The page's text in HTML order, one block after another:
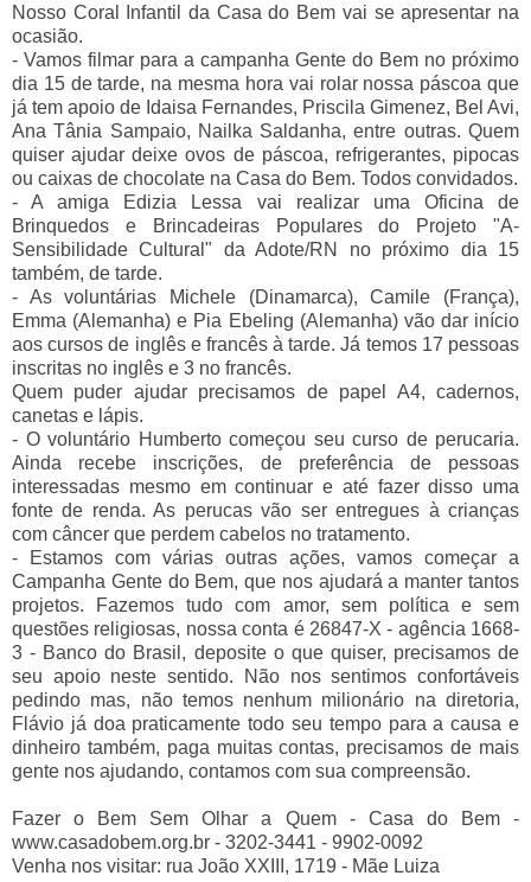
Nosso Coral Infantil da Casa do Bem vai se apresentar na
ocasião.
- Vamos filmar para a campanha Gente do Bem no próximo
dia 15 de tarde, na mesma hora vai rolar nossa páscoa que
já tem apoio de Idaisa Fernandes, Priscila Gimenez, Bel Avi,
Ana Tânia Sampaio, Nailka Saldanha, entre outras. Quem
quiser ajudar deixe ovos de páscoa, refrigerantes, pipocas
ou caixas de chocolate na Casa do Bem. Todos convidados.
- A amiga Edizia Lessa vai realizar uma Oficina de
Brinquedos e Brincadeiras Populares do Projeto "A-
Sensibilidade Cultural" da Adote/RN no próximo dia 15
também, de tarde.
- As voluntárias Michele (Dinamarca), Camile (França),
Emma (Alemanha) e Pia Ebeling (Alemanha) vão dar início
aos cursos de inglês e francês à tarde. Já temos 17 pessoas
inscritas no inglês e 3 no francês.
Quem puder ajudar precisamos de papel A4, cadernos,
canetas e lápis.
- O voluntário Humberto começou seu curso de perucaria.
Ainda recebe inscrições, de preferência de pessoas
interessadas mesmo em continuar e até fazer disso uma
fonte de renda. As perucas vão ser entregues à crianças
com câncer que perdem cabelos no tratamento.
- Estamos com várias outras ações, vamos começar a
Campanha Gente do Bem, que nos ajudará a manter tantos
projetos. Fazemos tudo com amor, sem política e sem
questões religiosas, nossa conta é 26847-X - agência 1668-
3 - Banco do Brasil, deposite o que quiser, precisamos de
seu apoio neste sentido. Não nos sentimos confortáveis
pedindo mas, não temos nenhum milionário na diretoria,
Flávio já doa praticamente todo seu tempo para a causa e
dinheiro também, paga muitas contas, precisamos de mais
gente nos ajudando, contamos com sua compreensão.
Fazer o Bem Sem Olhar a Quem - Casa do Bem -
www.casadobem.org.br - 3202-3441 - 9902-0092
Venha nos visitar: rua João XXIII, 1719 - Mãe Luiza